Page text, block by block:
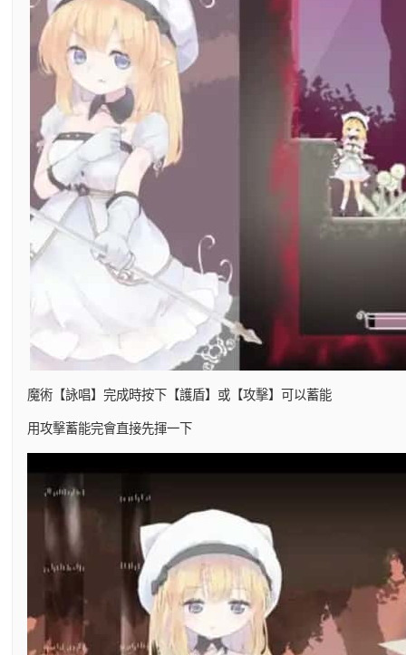
魔術【詠唱】完成時按下【護盾】或【攻擊】可以蓄能
用攻擊蓄能完會直接先揮一下